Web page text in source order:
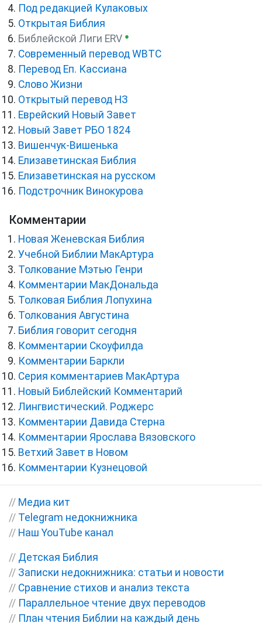
Под редакцией Кулаковых
Открытая Библия
Библейской Лиги ERV ●
Cовременный перевод WBTC
Перевод Еп. Кассиана
Слово Жизни
Открытый перевод НЗ
Еврейский Новый Завет
Новый Завет РБО 1824
Вишенчук-Вишенька
Елизаветинская Библия
Елизаветинская на русском
Подстрочник Винокурова
Комментарии
Новая Женевская Библия
Учебной Библии МакАртура
Толкование Мэтью Генри
Комментарии МакДональда
Толковая Библия Лопухина
Толкования Августина
Библия говорит сегодня
Комментарии Скоуфилда
Комментарии Баркли
Серия комментариев МакАртура
Новый Библейский Комментарий
Лингвистический. Роджерс
Комментарии Давида Стерна
Комментарии Ярослава Вязовского
Ветхий Завет в Новом
Комментарии Кузнецовой
// Медиа кит
// Telegram недокнижника
// Наш YouTube канал
// Детская Библия
// Записки недокнижника: статьи и новости
// Сравнение стихов и анализ текста
// Параллельное чтение двух переводов
// План чтения Библии на каждый день